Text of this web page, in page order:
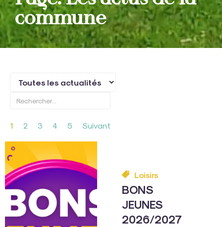
commune
1 2 3 4 5 Suivant
Loisirs
BONS
JEUNES
2026/2027